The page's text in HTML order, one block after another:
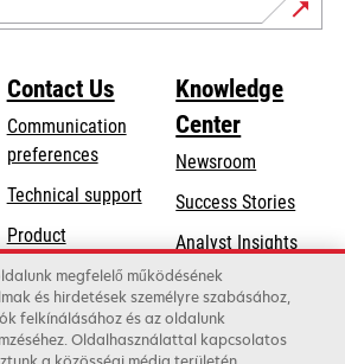
Contact Us
Communication
preferences
Technical supportopens
a
new
tab
Product
registration
Find a dealer
List of wholesalers
Knowledge
Center
Newsroom
Success Stories
Analyst Insights
megfelelő működésének
és hirdetések személyre szabásához,
felkínálásához és az oldalunk
Oldalhasználattal kapcsolatos